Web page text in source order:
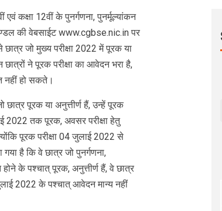
एवं कक्षा 12वीं के पुनर्गणना, पुनर्मूल्यांकन
की वेबसाईट www.cgbse.nic.in पर
जो मुख्य परीक्षा 2022 में पूरक या
छात्रों ने पूरक परीक्षा का आवेदन भरा है,
नहीं हो सकते।
छात्र पूरक या अनुत्तीर्ण हैं, उन्हें पूरक
2022 तक पूरक, अवसर परीक्षा हेतु
पूरक परीक्षा 04 जुलाई 2022 से
गया है कि वे छात्र जो पुनर्गणना,
के पश्चात् पूरक, अनुत्तीर्ण हैं, वे छात्र
2022 के पश्चात् आवेदन मान्य नहीं